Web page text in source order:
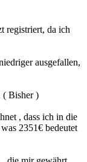
registriert, da ich
ausgefallen,
( Bisher )
, dass ich in die
2351€ bedeutet